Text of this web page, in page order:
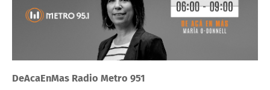
DeAcaEnMas Radio Metro 951